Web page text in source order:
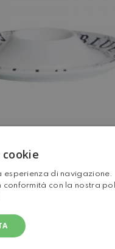
IN
MELAMMINA BLUE
esperienza di navigazione.
conformità con la nostra